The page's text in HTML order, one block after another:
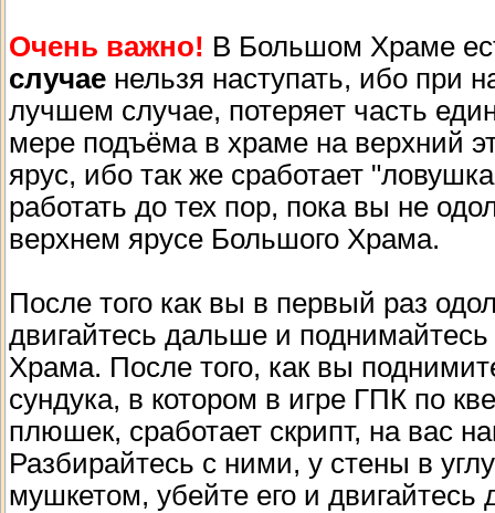
Очень важно! В Большом Храме
случае нельзя наступать, ибо при
лучшем случае, потеряет часть
мере подъёма в храме на верхний
ярус, ибо так же сработает
работать до тех пор, пока вы не
верхнем ярусе Большого Храма.
После того как вы в первый раз
двигайтесь дальше и
Храма. После того, как вы
сундука, в котором в игре ГПК по
плюшек, сработает скрипт, на вас
Разбирайтесь с ними, у стены в
мушкетом, убейте его и двигайтесь